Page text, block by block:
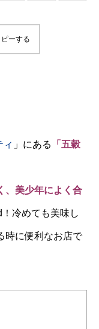
ーする
ィ 」にある 「五穀
、美少年によく合
冷めても美味し
時に便利なお店で